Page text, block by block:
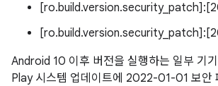
Android 10 이후 버전을 실행하는 일부 기
Play 시스템 업데이트에 2022-01-01 보안